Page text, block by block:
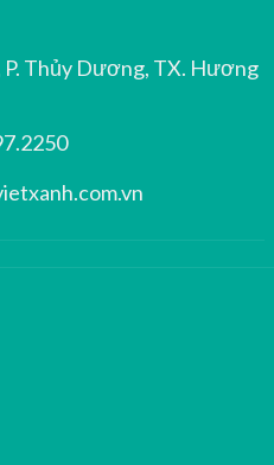
Thủy Dương, TX. Hương